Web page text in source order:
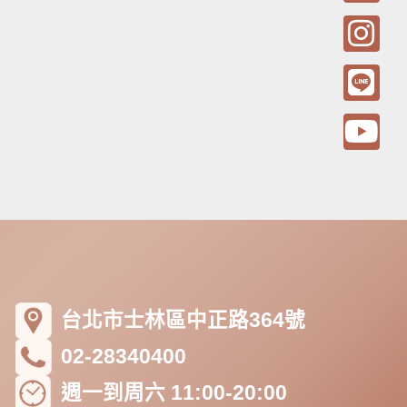
a
c
e
b
o
o
n
s
t
a
g
r
m
i
n
e
o
u
t
u
b
e
台北市士林區中正路364號
02-28340400
週一到周六 11:00-20:00